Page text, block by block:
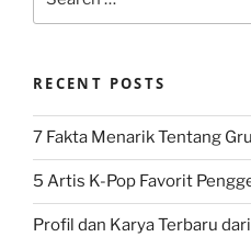
for:
RECENT POSTS
7 Fakta Menarik Tentang
5 Artis K-Pop Favorit
Profil dan Karya Terbaru